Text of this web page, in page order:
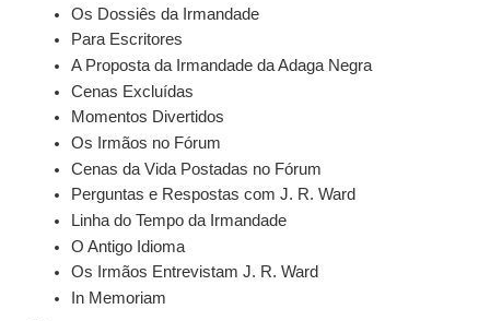
Os Dossiês da Irmandade
Para Escritores
A Proposta da Irmandade da Adaga Negra
Cenas Excluídas
Momentos Divertidos
Os Irmãos no Fórum
Cenas da Vida Postadas no Fórum
Perguntas e Respostas com J. R. Ward
Linha do Tempo da Irmandade
O Antigo Idioma
Os Irmãos Entrevistam J. R. Ward
In Memoriam